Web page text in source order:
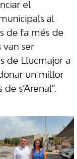
el
al
de fa més de
van ser
de Llucmajor a
un millor
s’Arenal”.